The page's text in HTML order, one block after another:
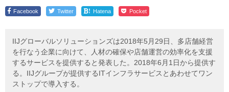
Facebook Twitter ! Hatena Pocket
IIJグローバルソリューションズは2018年5月29日、多店舗経営
を行なう企業に向けて、人材の確保や店舗運営の効率化を支援
するサービスを提供すると発表した。2018年6月1日から提供す
る。IIJグループが提供するITインフラサービスとあわせてワン
ストップで導入する。